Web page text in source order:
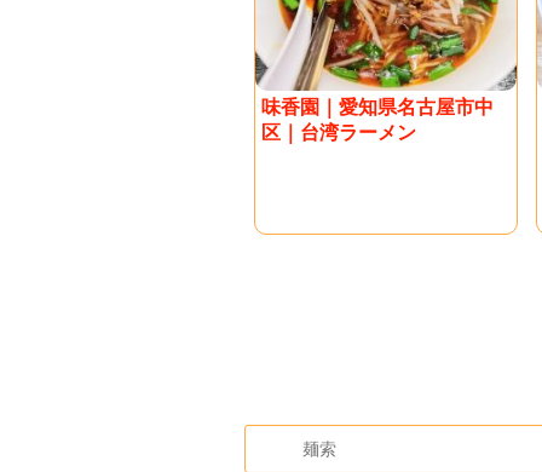
味香園｜愛知県名古屋市中
区｜台湾ラーメン